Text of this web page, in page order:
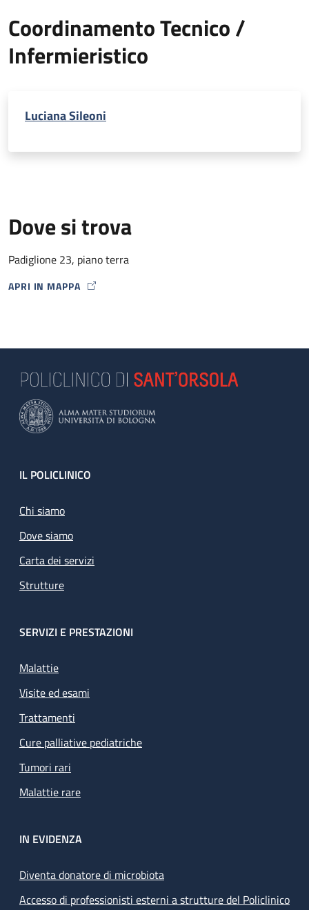
Coordinamento Tecnico /
Infermieristico
Luciana Sileoni
Dove si trova
Padiglione 23, piano terra
APRI IN MAPPA
MAP ICON
Footer
IL POLICLINICO
Chi siamo
Dove siamo
Carta dei servizi
Strutture
SERVIZI E PRESTAZIONI
Malattie
Visite ed esami
Trattamenti
Cure palliative pediatriche
Tumori rari
Malattie rare
IN EVIDENZA
Diventa donatore di microbiota
Accesso di professionisti esterni a strutture del Policlinico